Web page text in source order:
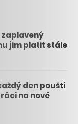
jim platit stále
den pouští
na nové